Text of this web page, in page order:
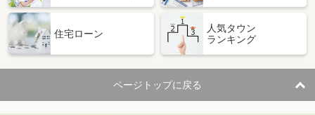
住宅ローン
人気タウン
ランキング
ページトップに戻る